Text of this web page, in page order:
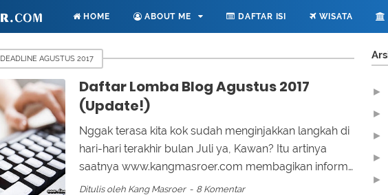
HOME ABOUT ME DAFTAR ISI WISATA
DEADLINE AGUSTUS 2017
Daftar Lomba Blog Agustus 2017
(Update!)
Nggak terasa kita kok sudah menginjakkan langkah di
hari-hari terakhir bulan Juli ya, Kawan? Itu artinya
saatnya www.kangmasroer.com membagikan inform…
Ditulis oleh Kang Masroer 8 Komentar
►
►
►
►
►